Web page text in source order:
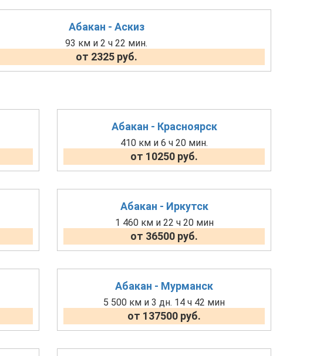
Абакан - Аскиз
93 км и 2 ч 22 мин.
от 2325 руб.
Абакан - Красноярск
410 км и 6 ч 20 мин.
от 10250 руб.
Абакан - Иркутск
1 460 км и 22 ч 20 мин
от 36500 руб.
Абакан - Мурманск
5 500 км и 3 дн. 14 ч 42 мин
от 137500 руб.